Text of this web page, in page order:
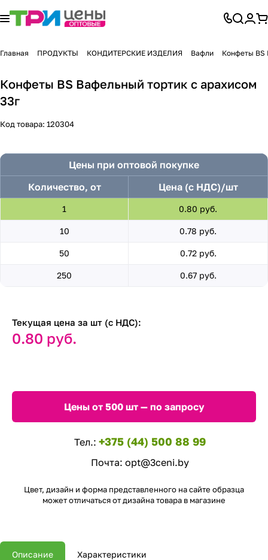
Главная ПРОДУКТЫ КОНДИТЕРСКИЕ ИЗДЕЛИЯ Вафли Конфеты BS
Конфеты BS Вафельный тортик с арахисом
33г
Код товара: 120304
Цены при оптовой покупке
Количество, от
Цена (с НДС)/шт
1 0.80 руб.
10 0.78 руб.
50 0.72 руб.
250 0.67 руб.
Текущая цена за шт (с НДС):
0.80 руб.
Цены от 500 шт — по запросу
Тел.: +375 (44) 500 88 99
Почта: opt@3ceni.by
Цвет, дизайн и форма представленного на сайте образца
может отличаться от дизайна товара в магазине
Описание Характеристики